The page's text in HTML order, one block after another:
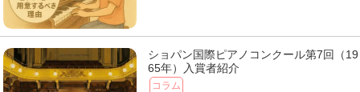
ショパン国際ピアノコンクール第7回（19
65年）入賞者紹介
コラム